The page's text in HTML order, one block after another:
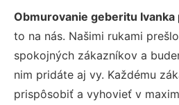
Obmurovanie geberitu Ivanka
to na nás. Našimi rukami
spokojných zákazníkov a
nim pridáte aj vy. Každému
prispôsobiť a vyhovieť v